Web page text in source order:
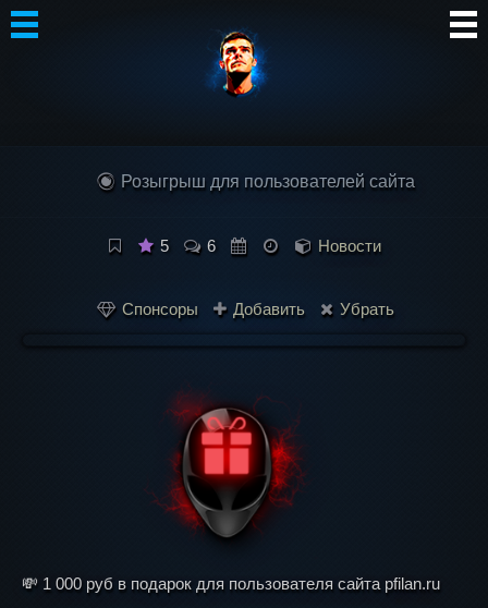
Блог
Розыгрыш для пользователей сайта
5 6 Новости
Спонсоры Добавить Убрать
💸 1 000 руб в подарок для пользователя сайта pfilan.ru